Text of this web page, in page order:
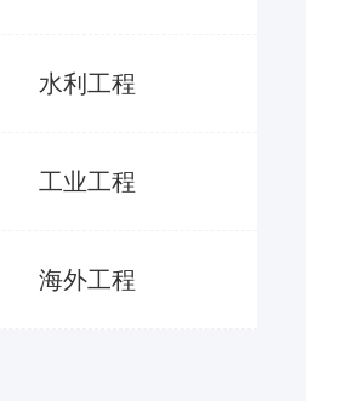
水利工程
工业工程
海外工程